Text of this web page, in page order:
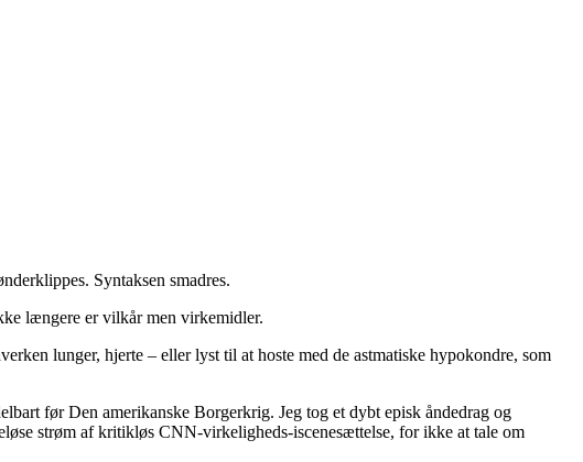
Syntaksen smadres.
længere er vilkår men virkemidler.
lunger, hjerte – eller lyst til at hoste med de astmatiske hypokondre, som
før Den amerikanske Borgerkrig. Jeg tog et dybt episk åndedrag og
strøm af kritikløs CNN-virkeligheds-iscenesættelse, for ikke at tale om